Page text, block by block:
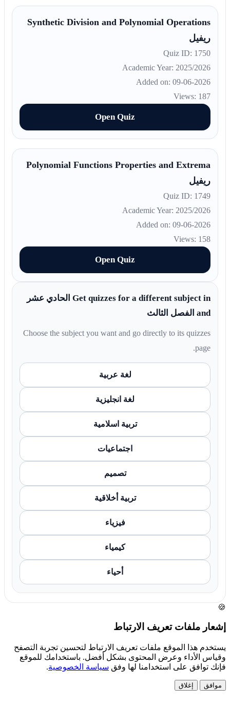
Synthetic Division and Polynomial Operations
ريفيل
Quiz ID: 1750
Academic Year: 2025/2026
Added on: 09-06-2026
Views: 187
Open Quiz
Polynomial Functions Properties and Extrema
ريفيل
Quiz ID: 1749
Academic Year: 2025/2026
Added on: 09-06-2026
Views: 158
Open Quiz
Get quizzes for a different subject in الحادي عشر
and الفصل الثالث
Choose the subject you want and go directly to its quizzes
page.
لغة عربية
لغة انجليزية
تربية اسلامية
اجتماعيات
تصميم
تربية أخلاقية
فيزياء
كيمياء
أحياء
🍪
إشعار ملفات تعريف الارتباط
يستخدم هذا الموقع ملفات تعريف الارتباط لتحسين تجربة التصفح
وقياس الأداء وعرض المحتوى بشكل أفضل. باستخدامك للموقع
فإنك توافق على استخدامنا لها وفق سياسة الخصوصية.
موافق إغلاق